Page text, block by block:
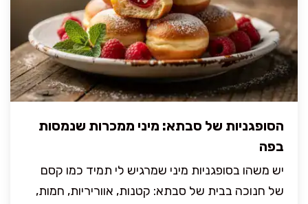
הסופגניות של סבתא: מיני ממכרות שנמסות
בפה
יש משהו בסופגניות מיני שמרגיש לי תמיד כמו קסם
של חנוכה בבית של סבתא: קטנות, אווריריות, חמות,